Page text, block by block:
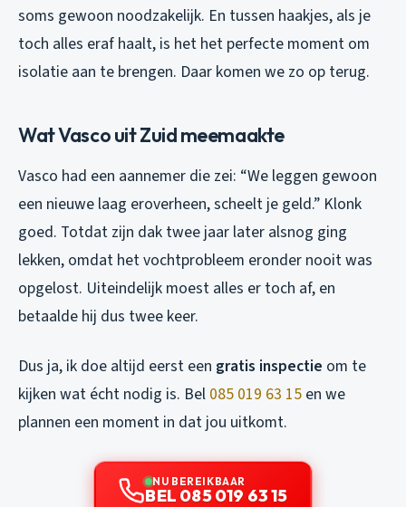
soms gewoon noodzakelijk. En tussen haakjes, als je
toch alles eraf haalt, is het het perfecte moment om
isolatie aan te brengen. Daar komen we zo op terug.
Wat Vasco uit Zuid meemaakte
Vasco had een aannemer die zei: “We leggen gewoon
een nieuwe laag eroverheen, scheelt je geld.” Klonk
goed. Totdat zijn dak twee jaar later alsnog ging
lekken, omdat het vochtprobleem eronder nooit was
opgelost. Uiteindelijk moest alles er toch af, en
betaalde hij dus twee keer.
Dus ja, ik doe altijd eerst een gratis inspectie om te
kijken wat écht nodig is. Bel 085 019 63 15 en we
plannen een moment in dat jou uitkomt.
NU BEREIKBAAR
BEL 085 019 63 15